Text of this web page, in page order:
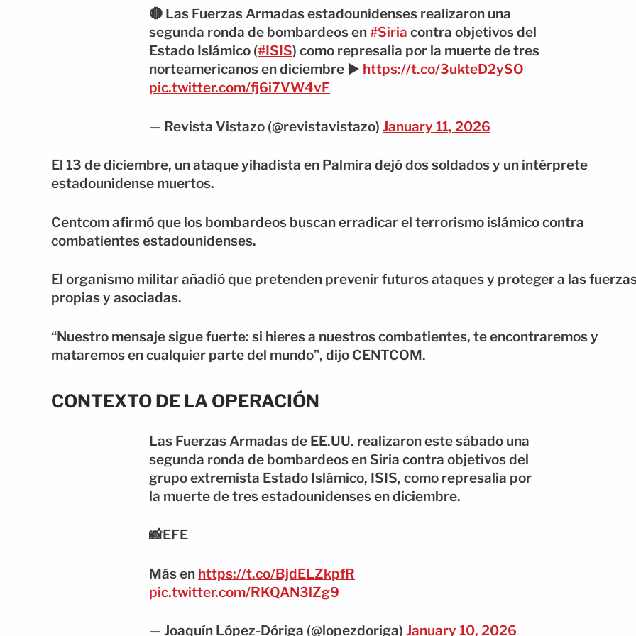
🔴 Las Fuerzas Armadas estadounidenses realizaron una
segunda ronda de bombardeos en#Siria contra objetivos del
Estado Islámico (#ISIS) como represalia por la muerte de tres
norteamericanos en diciembre ▶️ https://t.co/3ukteD2ySO
pic.twitter.com/fj6i7VW4vF
— Revista Vistazo (@revistavistazo) January 11, 2026
El 13 de diciembre, un ataque yihadista en Palmira dejó dos soldados y un intérprete
estadounidense muertos.
Centcom afirmó que los bombardeos buscan erradicar el terrorismo islámico contra
combatientes estadounidenses.
El organismo militar añadió que pretenden prevenir futuros ataques y proteger a las
propias y asociadas.
“Nuestro mensaje sigue fuerte: si hieres a nuestros combatientes, te encontraremos y
mataremos en cualquier parte del mundo”, dijo CENTCOM.
CONTEXTO DE LA OPERACIÓN
Las Fuerzas Armadas de EE.UU. realizaron este sábado una
segunda ronda de bombardeos en Siria contra objetivos del
grupo extremista Estado Islámico, ISIS, como represalia por
la muerte de tres estadounidenses en diciembre.
📸EFE
Más en https://t.co/BjdELZkpfR
pic.twitter.com/RKQAN3lZg9
— Joaquín López-Dóriga (@lopezdoriga) January 10, 2026